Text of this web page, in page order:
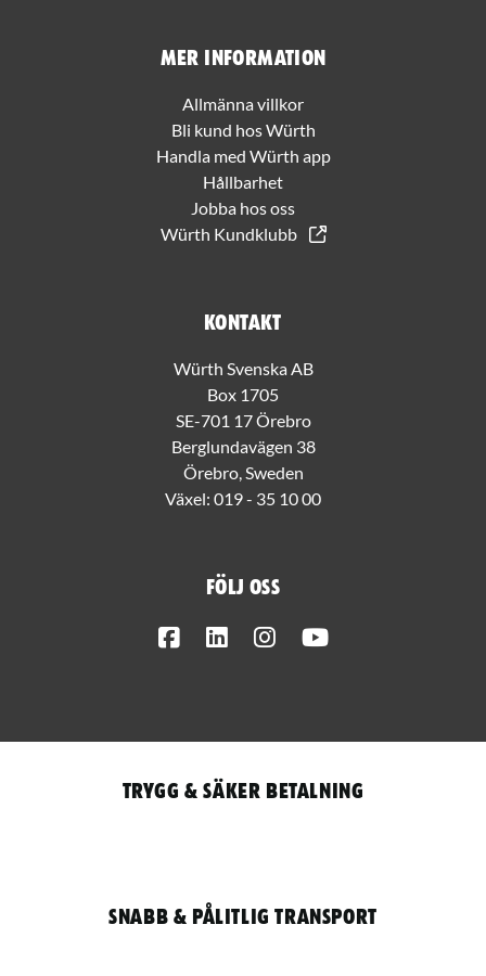
Mer information
Allmänna villkor
Bli kund hos Würth
Handla med Würth app
Hållbarhet
Jobba hos oss
Würth Kundklubb
Kontakt
Würth Svenska AB
Box 1705
SE-701 17 Örebro
Berglundavägen 38
Örebro, Sweden
Växel: 019 - 35 10 00
Följ oss
FacebookLinkedInInstagram
Trygg & säker betalning
Snabb & pålitlig transport